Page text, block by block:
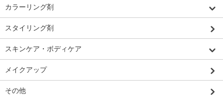
カラーリング剤
スタイリング剤
スキンケア・ボディケア
メイクアップ
その他